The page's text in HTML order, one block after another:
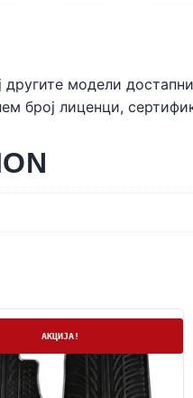
модели
број лиценци,
АКЦИЈА!